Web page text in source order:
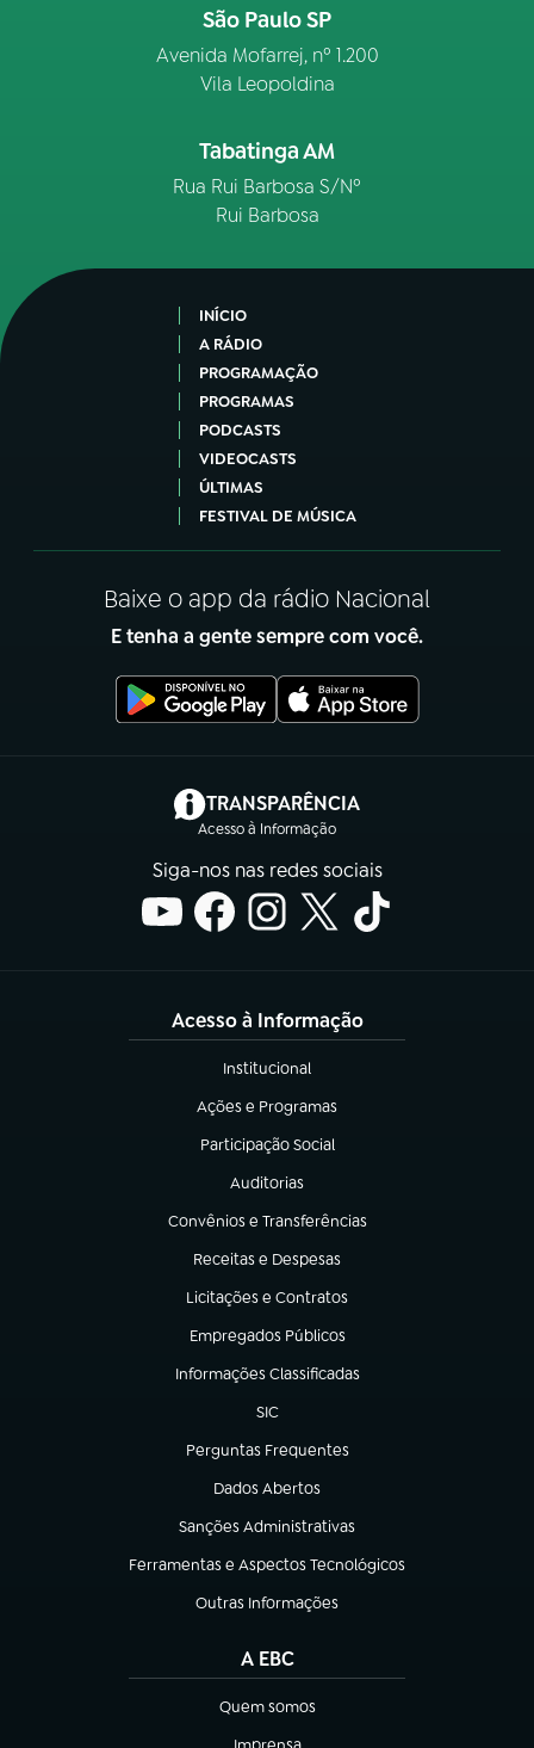
São Paulo SP
Avenida Mofarrej, nº 1.200
Vila Leopoldina
Tabatinga AM
Rua Rui Barbosa S/Nº
Rui Barbosa
INÍCIO
A RÁDIO
PROGRAMAÇÃO
PROGRAMAS
PODCASTS
VIDEOCASTS
ÚLTIMAS
FESTIVAL DE MÚSICA
Baixe o app da rádio Nacional
E tenha a gente sempre com você.
TRANSPARÊNCIA
Acesso à Informação
(abre em nova aba)
Siga-nos nas redes sociais
Acesso à Informação
Institucional
(abre em nova aba)
Ações e Programas
(abre em nova aba)
Participação Social
(abre em nova aba)
Auditorias
(abre em nova aba)
Convênios e Transferências
(abre em nova aba)
Receitas e Despesas
(abre em nova aba)
Licitações e Contratos
(abre em nova aba)
Empregados Públicos
(abre em nova aba)
Informações Classificadas
(abre em nova aba)
SIC
(abre em nova aba)
Perguntas Frequentes
(abre em nova aba)
Dados Abertos
(abre em nova aba)
Sanções Administrativas
(abre em nova aba)
Ferramentas e Aspectos Tecnológicos
(abre em nova aba)
Outras Informações
(abre em nova aba)
A EBC
Quem somos
(abre em nova aba)